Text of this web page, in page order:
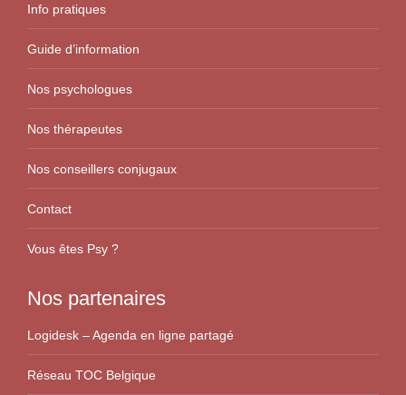
Info pratiques
Guide d’information
Nos psychologues
Nos thérapeutes
Nos conseillers conjugaux
Contact
Vous êtes Psy ?
Nos partenaires
Logidesk – Agenda en ligne partagé
Réseau TOC Belgique